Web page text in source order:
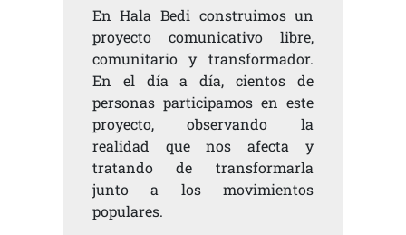
En Hala Bedi construimos un
proyecto comunicativo libre,
comunitario y transformador.
En el día a día, cientos de
personas participamos en este
proyecto, observando la
realidad que nos afecta y
tratando de transformarla
junto a los movimientos
populares.